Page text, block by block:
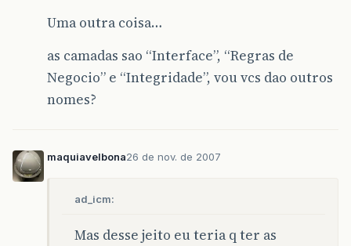
Uma outra coisa…
as camadas sao “Interface”, “Regras de
Negocio” e “Integridade”, vou vcs dao outros
nomes?
maquiavelbona26 de nov. de 2007
ad_icm:
Mas desse jeito eu teria q ter as